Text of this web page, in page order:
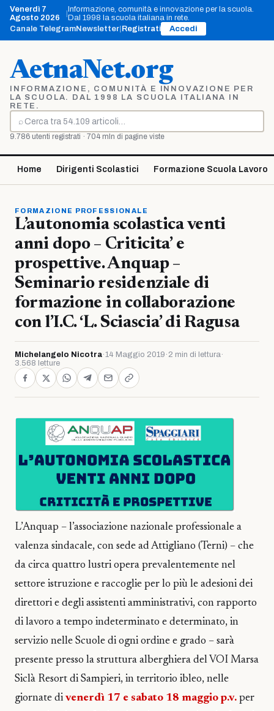
Vai
contenuto
Venerdì 7
Agosto 2026
Informazione, comunità e innovazione per la scuola.
Dal 1998 la scuola italiana in rete.
Canale TelegramNewsletter Registrati Accedi
AetnaNet.org
INFORMAZIONE, COMUNITÀ E INNOVAZIONE PER
LA SCUOLA. DAL 1998 LA SCUOLA ITALIANA IN
RETE.
⌕
Cerca
9.786 utenti registrati · 704 mln di pagine viste
Home Dirigenti Scolastici Formazione Scuola Lavoro
FORMAZIONE PROFESSIONALE
L’autonomia scolastica venti
anni dopo – Criticita’ e
prospettive. Anquap –
Seminario residenziale di
formazione in collaborazione
con l’I.C. ‘L. Sciascia’ di Ragusa
Michelangelo Nicotra·14 Maggio 2019 · 2 min di lettura·
3.568 letture
L’Anquap – l’associazione nazionale professionale a
valenza sindacale, con sede ad Attigliano (Terni) – che
da circa quattro lustri opera prevalentemente nel
settore istruzione e raccoglie per lo più le adesioni dei
direttori e degli assistenti amministrativi, con rapporto
di lavoro a tempo indeterminato e determinato, in
servizio nelle Scuole di ogni ordine e grado – sarà
presente presso la struttura alberghiera del VOI Marsa
Siclà Resort di Sampieri, in territorio ibleo, nelle
giornate di venerdì 17 e sabato 18 maggio p.v. per